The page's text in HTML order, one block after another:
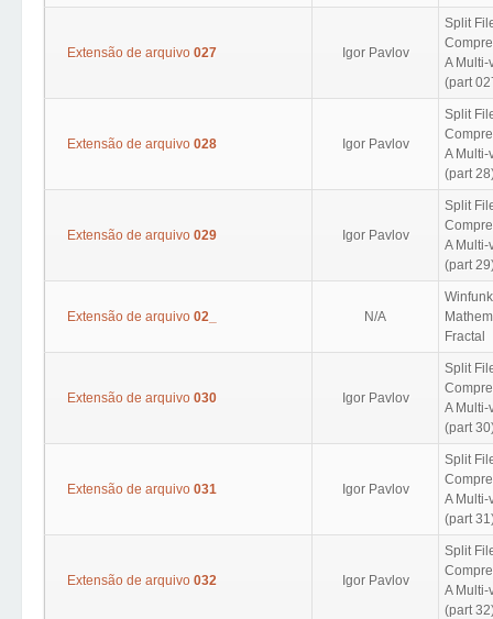
Extensão de arquivo 027 Igor Pavlov
Split
A Multi-
(part
Extensão de arquivo 028 Igor Pavlov
Split
A Multi-
(part
Extensão de arquivo 029 Igor Pavlov
Split
A Multi-
(part
Extensão de arquivo 02_ N/A
Fractal
Extensão de arquivo 030 Igor Pavlov
Split
A Multi-
(part
Extensão de arquivo 031 Igor Pavlov
Split
A Multi-
(part
Extensão de arquivo 032 Igor Pavlov
Split
A Multi-
(part